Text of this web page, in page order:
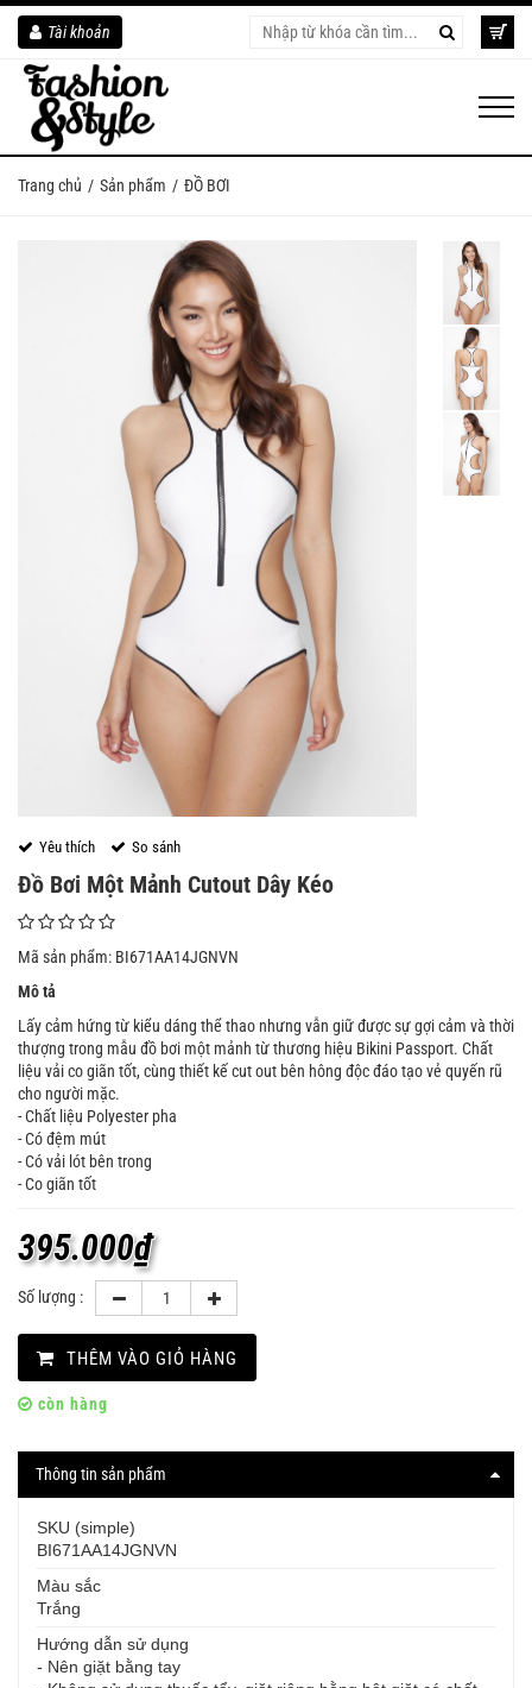
Tài khoản
Trang chủ Sản phẩm ĐỒ BƠI
Yêu thích So sánh
Đồ Bơi Một Mảnh Cutout Dây Kéo
Mã sản phẩm: BI671AA14JGNVN
Mô tả
Lấy cảm hứng từ kiểu dáng thể thao nhưng vẫn giữ được sự gợi cảm và thời
thượng trong mẫu đồ bơi một mảnh từ thương hiệu Bikini Passport. Chất
liệu vải co giãn tốt, cùng thiết kế cut out bên hông độc đáo tạo vẻ quyến rũ
cho người mặc.
- Chất liệu Polyester pha
- Có đệm mút
- Có vải lót bên trong
- Co giãn tốt
395.000₫
Số lượng :
THÊM VÀO GIỎ HÀNG
còn hàng
Thông tin sản phẩm
SKU (simple)
BI671AA14JGNVN
Màu sắc
Trắng
Hướng dẫn sử dụng
- Nên giặt bằng tay